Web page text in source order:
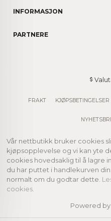
INFORMASJON
PARTNERE
FRAKT KJØPSBETINGELSER
Vår nettbutikk bruker cookies
kjøpsopplevelse og vi kan yte
cookies hovedsaklig til å lagre
du har puttet i handlekurven
normalt om du godtar dette.
cookies.
Powered by